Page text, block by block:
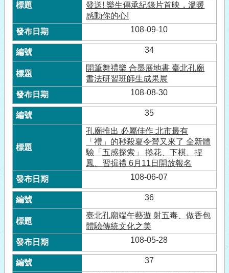
發送! 樂生傳承紀錄片首映，溫暖
感動你的心!
108-09-10
34
開筆舞禮樂 合墨展地書 臺北孔廟
書法研習班師生成果展
108-08-30
35
孔廟推出 必屬佳作 北市最有
「禮」的秒殺夏令營又來了 全新體
驗「五感探索」 捲花、下棋、捏
鳳、習揖禮 6月11日開放報名
108-06-07
36
臺北孔廟端午藝遊 射五毒、做香包
體驗傳統文化之美
108-05-28
37